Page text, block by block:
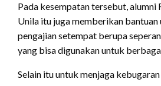
Pada kesempatan tersebut, alumni
Unila itu juga memberikan
pengajian setempat berupa
yang bisa digunakan untuk
Selain itu untuk menjaga